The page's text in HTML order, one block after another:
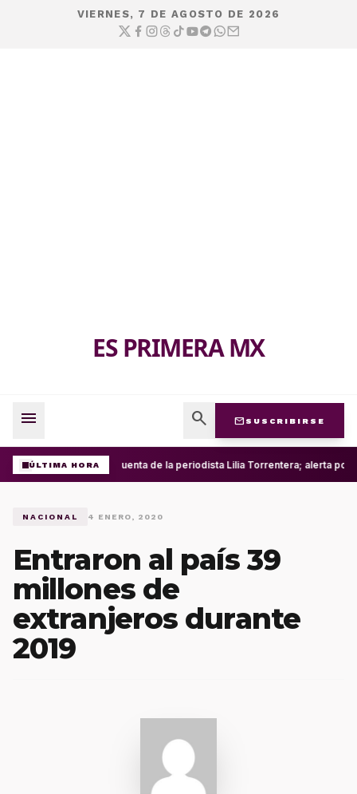
VIERNES, 7 DE AGOSTO DE 2026
ES PRIMERA MX
menu search mail SUSCRIBIRSE
ÚLTIMA HORARoban cuenta de la periodista Lilia Torrentera; alerta
NACIONAL 4 ENERO, 2020
Entraron al país 39
millones de
extranjeros durante
2019